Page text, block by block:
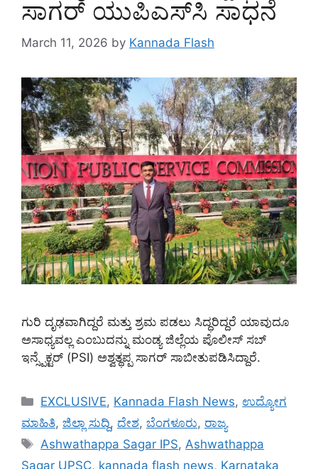
ಸಾಗರ್ ಯುಪಿಎಸ್‌ಸಿ ಸಾಧನೆ
March 11, 2026 by Kannada Flash
ಗುರಿ ದೃಢವಾಗಿದ್ದರೆ ಮತ್ತು ಶ್ರಮ ಪಡಲು ಸಿದ್ಧರಿದ್ದರೆ ಯಾವುದೂ
ಅಸಾಧ್ಯವಲ್ಲ ಎಂಬುದನ್ನು ಮಂಡ್ಯ ಜಿಲ್ಲೆಯ ಪೊಲೀಸ್ ಸಬ್
ಇನ್ಸ್ಪೆಕ್ಟರ್ (PSI) ಅಶ್ವತ್ಥಪ್ಪ ಸಾಗರ್ ಸಾಬೀತುಪಡಿಸಿದ್ದಾರೆ.
Categories
EXCLUSIVE, Kannada Flash News, ಉದ್ಯೋಗ
ಮಾಹಿತಿ, ಜಿಲ್ಲಾ ಸುದ್ದಿ, ದೇಶ, ಬೆಂಗಳೂರು, ರಾಜ್ಯ
Tags
Ashwathappa Sagar IPS, Ashwathappa
Sagar UPSC, kannada flash news, Karnataka